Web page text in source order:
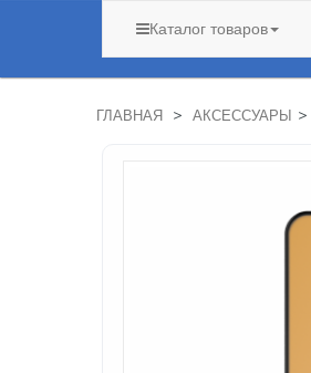
Каталог товаров
ГЛАВНАЯ > АКСЕССУАРЫ >